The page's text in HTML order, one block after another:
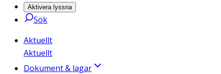
Aktivera lyssna
Sök
Aktuellt
Aktuellt
Dokument & lagar